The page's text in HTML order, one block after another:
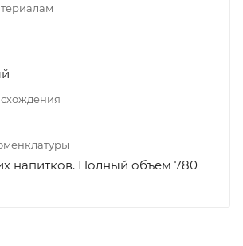
напитков. Полный объем 780